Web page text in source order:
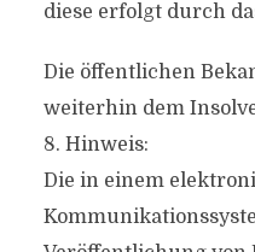
diese erfolgt durch
Die öffentlichen
weiterhin dem
8. Hinweis:
Die in einem